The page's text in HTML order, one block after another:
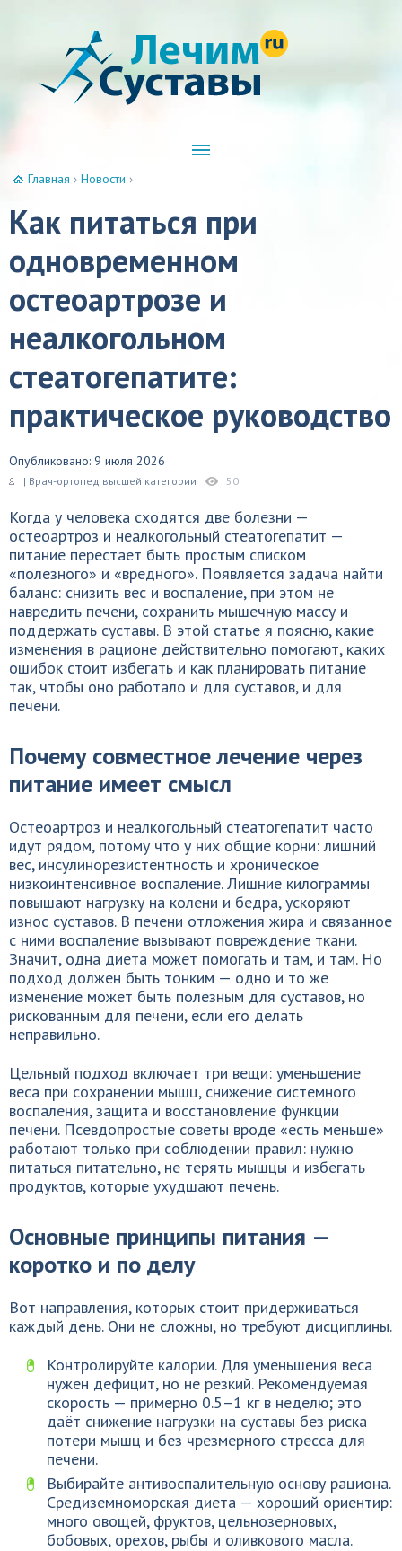
Главная › Новости ›
Как питаться при
одновременном
остеоартрозе и
неалкогольном
стеатогепатите:
практическое руководство
Опубликовано: 9 июля 2026
| Врач-ортопед высшей категории 50
Когда у человека сходятся две болезни —
остеоартроз и неалкогольный стеатогепатит —
питание перестает быть простым списком
«полезного» и «вредного». Появляется задача найти
баланс: снизить вес и воспаление, при этом не
навредить печени, сохранить мышечную массу и
поддержать суставы. В этой статье я поясню, какие
изменения в рационе действительно помогают, каких
ошибок стоит избегать и как планировать питание
так, чтобы оно работало и для суставов, и для
печени.
Почему совместное лечение через
питание имеет смысл
Остеоартроз и неалкогольный стеатогепатит часто
идут рядом, потому что у них общие корни: лишний
вес, инсулинорезистентность и хроническое
низкоинтенсивное воспаление. Лишние килограммы
повышают нагрузку на колени и бедра, ускоряют
износ суставов. В печени отложения жира и связанное
с ними воспаление вызывают повреждение ткани.
Значит, одна диета может помогать и там, и там. Но
подход должен быть тонким — одно и то же
изменение может быть полезным для суставов, но
рискованным для печени, если его делать
неправильно.
Цельный подход включает три вещи: уменьшение
веса при сохранении мышц, снижение системного
воспаления, защита и восстановление функции
печени. Псевдопростые советы вроде «есть меньше»
работают только при соблюдении правил: нужно
питаться питательно, не терять мышцы и избегать
продуктов, которые ухудшают печень.
Основные принципы питания —
коротко и по делу
Вот направления, которых стоит придерживаться
каждый день. Они не сложны, но требуют дисциплины.
Контролируйте калории. Для уменьшения веса
нужен дефицит, но не резкий. Рекомендуемая
скорость — примерно 0.5–1 кг в неделю; это
даёт снижение нагрузки на суставы без риска
потери мышц и без чрезмерного стресса для
печени.
Выбирайте антивоспалительную основу рациона.
Средиземноморская диета — хороший ориентир:
много овощей, фруктов, цельнозерновых,
бобовых, орехов, рыбы и оливкового масла.